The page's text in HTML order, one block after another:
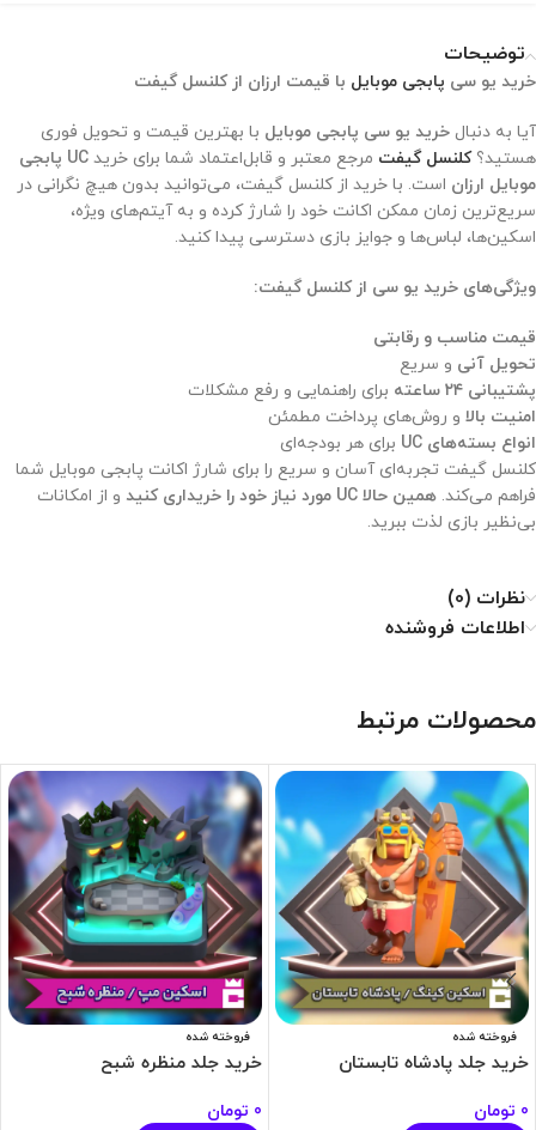
توضیحات
خرید یو سی پابجی موبایل با قیمت ارزان از کلنسل گیفت
آیا به دنبال خرید یو سی پابجی موبایل با بهترین قیمت و تحویل فوری
هستید؟کلنسل گیفت مرجع معتبر و قابل‌اعتماد شما برای خرید
UC پابجی
موبایل ارزان است. با خرید از کلنسل گیفت، می‌توانید بدون هیچ نگرانی در
سریع‌ترین زمان ممکن اکانت خود را شارژ کرده و به آیتم‌های ویژه،
اسکین‌ها، لباس‌ها و جوایز بازی دسترسی پیدا کنید.
ویژگی‌های خرید یو سی از کلنسل گیفت:
قیمت مناسب و رقابتی
تحویل آنی و سریع
پشتیبانی ۲۴ ساعته
برای راهنمایی و رفع مشکلات
امنیت بالا و روش‌های پرداخت مطمئن
انواع بسته‌های UC
برای هر بودجه‌ای
کلنسل گیفت تجربه‌ای آسان و سریع را برای شارژ اکانت پابجی موبایل شما
فراهم می‌کند. همین حالا UC مورد نیاز خود را خریداری کنید
و از امکانات
بی‌نظیر بازی لذت ببرید.
نظرات (0)
اطلاعات فروشنده
محصولات مرتبط
فروخته شده
خرید جلد پادشاه تابستان
0 تومان
فروخته شده
خرید جلد منظره شبح
0 تومان